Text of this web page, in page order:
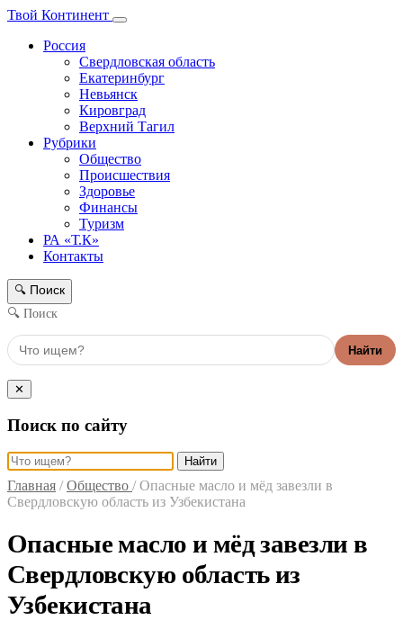
Твой Континент
Россия
Свердловская область
Екатеринбург
Невьянск
Кировград
Верхний Тагил
Рубрики
Общество
Происшествия
Здоровье
Финансы
Туризм
РА «Т.К»
Контакты
🔍 Поиск
🔍 Поиск
Найти
✕
Поиск по сайту
Найти
Главная / Общество / Опасные масло и мёд завезли в
Свердловскую область из Узбекистана
Опасные масло и мёд завезли в
Свердловскую область из
Узбекистана